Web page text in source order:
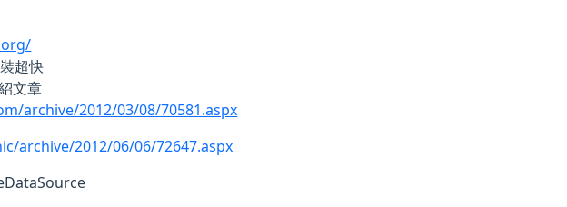
超快
文章
archive/2012/03/08/70581.aspx
archive/2012/06/06/72647.aspx